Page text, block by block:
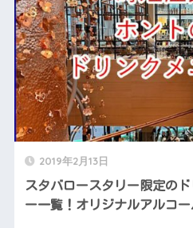
2019年2月13日
スタバロースタリー限定の
ー一覧！オリジナルアルコ